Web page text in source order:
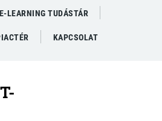
LEARNING TUDÁSTÁR
KAPCSOLAT